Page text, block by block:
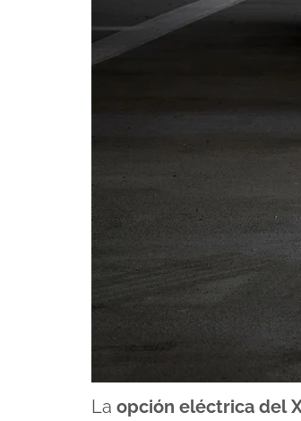
La opción eléctrica del